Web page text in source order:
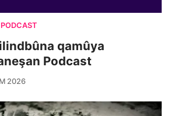
qamûya
Podcast
2026